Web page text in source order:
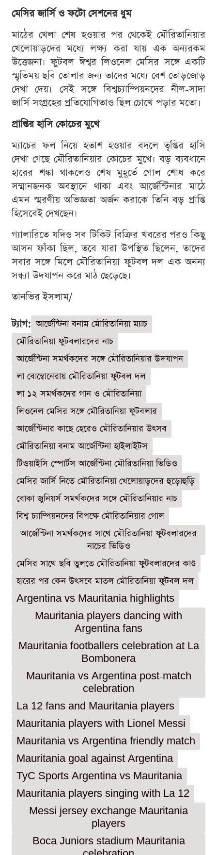
মেসির জার্সি ও ফটো সেশনের ধুম
মাঠের খেলা শেষ হওয়ার পর থেকেই মৌরিতানিয়ার
খেলোয়াড়দের মধ্যে লক্ষ্য করা যায় এক অন্যরকম
উত্তেজনা। ফুটবল ঈশ্বর লিওনেল মেসির সঙ্গে একটি
স্মৃতিময় ছবি তোলার জন্য তাদের মধ্যে বেশ তোড়জোড়
দেখা দেয়। সেই সঙ্গে বিশ্বচ্যাম্পিয়নদের নীল-সাদা
জার্সি সংগ্রহের প্রতিযোগিতাও ছিল চোখে পড়ার মতো।
প্রাপ্তির হাসি কোচের মুখে
ম্যাচের ফল নিয়ে হতাশ হওয়ার বদলে তৃপ্তির হাসি
দেখা গেছে মৌরিতানিয়ার কোচের মুখে। বড় ব্যবধানে
হারের শঙ্কা থাকলেও শেষ মুহূর্তে গোল শোধ করে
সম্মানজনক অবস্থানে থাকা এবং আর্জেন্টিনার মাঠে
এমন স্মরণীয় অভিজ্ঞতা অর্জন করাকে তিনি বড় প্রাপ্তি
হিসেবেই দেখছেন।
গ্যালারিতে যদিও সব টিকিট বিক্রির খবরের পরও কিছু
আসন ফাঁকা ছিল, তবে যারা উপস্থিত ছিলেন, তাদের
সবার সঙ্গে মিলে মৌরিতানিয়া ফুটবল দল এক অনন্য
সন্ধ্যা উদযাপন করে মাঠ ছেড়েছে।
তানভির ইসলাম/
ট্যাগ: আর্জেন্টিনা বনাম মৌরিতানিয়া ম্যাচ
মৌরিতানিয়া ফুটবলারদের নাচ
আর্জেন্টিনা সমর্থকদের সঙ্গে মৌরিতানিয়ার উদযাপন
লা বোম্বোনেরায় মৌরিতানিয়া ফুটবল দল
লা ১২ সমর্থকদের গান ও মৌরিতানিয়া
লিওনেল মেসির সঙ্গে মৌরিতানিয়া ফুটবলার
আর্জেন্টিনার কাছে হেরেও মৌরিতানিয়ার উৎসব
মৌরিতানিয়া বনাম আর্জেন্টিনা হাইলাইটস
টিওয়াইসি স্পোর্টস আর্জেন্টিনা মৌরিতানিয়া ভিডিও
মেসির জার্সি নিতে মৌরিতানিয়া খেলোয়াড়দের হুড়োহুড়ি
বোকা জুনিয়র্স সমর্থকদের সঙ্গে মৌরিতানিয়ার নাচ
বিশ্ব চ্যাম্পিয়নদের বিপক্ষে মৌরিতানিয়ার গোল
আর্জেন্টিনা সমর্থকদের সাথে মৌরিতানিয়া ফুটবলারদের
নাচের ভিডিও
মেসির সাথে ছবি তুলতে মৌরিতানিয়া ফুটবলারদের কাণ্ড
হারের পর কেন উৎসবে মাতল মৌরিতানিয়া ফুটবল দল
Argentina vs Mauritania highlights
Mauritania players dancing with
Argentina fans
Mauritania footballers celebration at La
Bombonera
Mauritania vs Argentina post-match
celebration
La 12 fans and Mauritania players
Mauritania players with Lionel Messi
Mauritania vs Argentina friendly match
Mauritania goal against Argentina
TyC Sports Argentina vs Mauritania
Mauritania players singing with La 12
Messi jersey exchange Mauritania
players
Boca Juniors stadium Mauritania